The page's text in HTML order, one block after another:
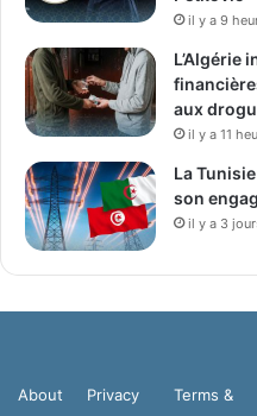
il y a 9
L’Algérie
aux
il y a 11
La
son
il y a 3
About Privacy Terms &